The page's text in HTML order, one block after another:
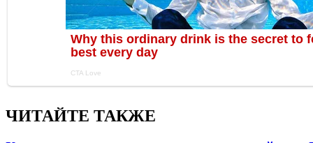
ЧИТАЙТЕ ТАКЖЕ